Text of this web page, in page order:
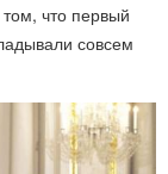
что первый
совсем